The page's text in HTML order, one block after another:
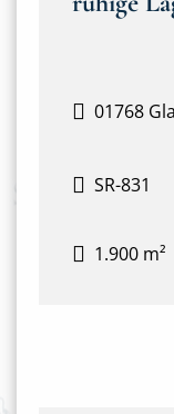
01768
SR-831
1.900 m²